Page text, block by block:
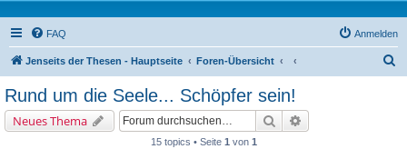
FAQ Anmelden
Jenseits der Thesen - Hauptseite Foren-Übersicht
Rund um die Seele... Schöpfer sein!
Neues Thema Suche
15 topics • Seite 1 von 1